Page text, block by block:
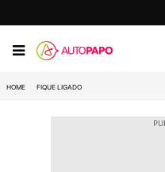
HOME FIQUE LIGADO